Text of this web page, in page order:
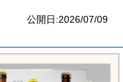
公開日:2026/07/09